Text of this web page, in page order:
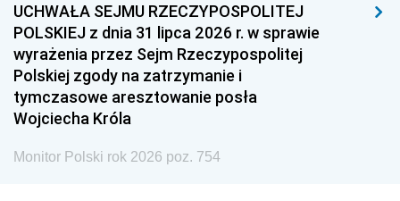
UCHWAŁA SEJMU RZECZYPOSPOLITEJ
POLSKIEJ z dnia 31 lipca 2026 r. w sprawie
wyrażenia przez Sejm Rzeczypospolitej
Polskiej zgody na zatrzymanie i
tymczasowe aresztowanie posła
Wojciecha Króla
Monitor Polski rok 2026 poz. 754